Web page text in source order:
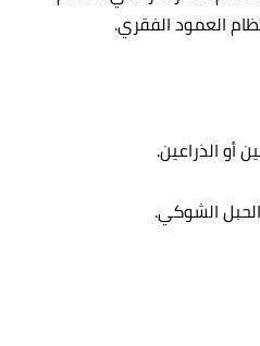
العمود الفقري.
أو الذراعين.
الشوكي.